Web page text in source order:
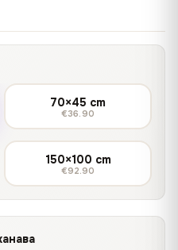
70×45 cm
€36.90
150×100 cm
€92.90